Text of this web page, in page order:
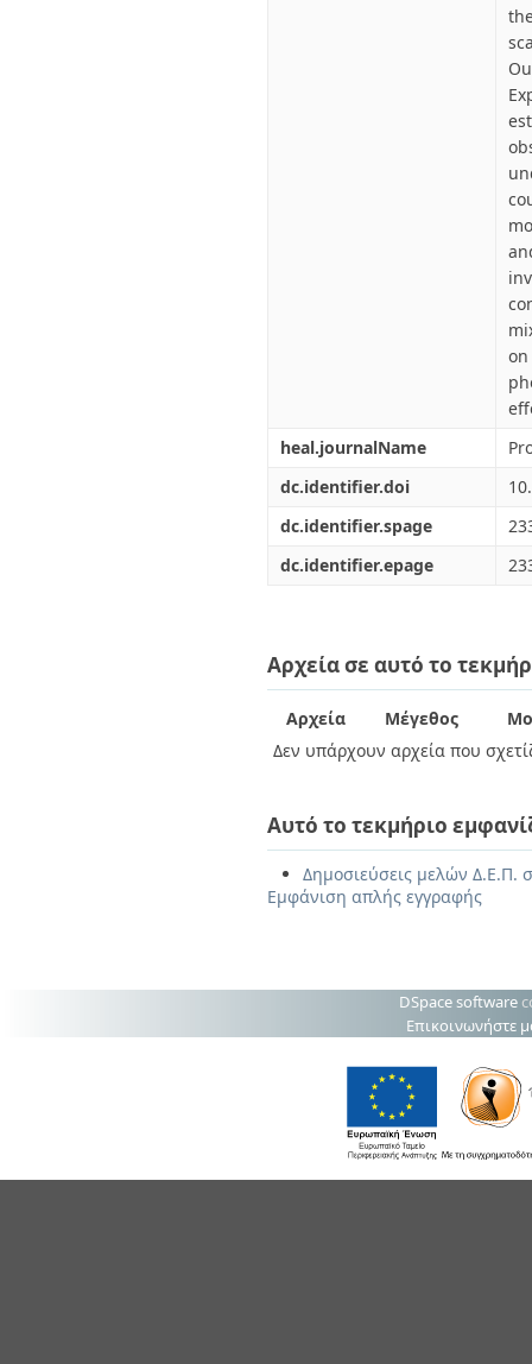
heal.journalName
dc.identifier.doi
dc.identifier.spage
dc.identifier.epage
Αρχεία σε αυτό το
Αρχεία Μέγεθος
Δεν υπάρχουν αρχεία που
Αυτό το τεκμήριο
Δημοσιεύσεις μελών Δ.Ε.Π.
Εμφάνιση απλής εγγραφής
DSpace software
Επικοινωνήστε